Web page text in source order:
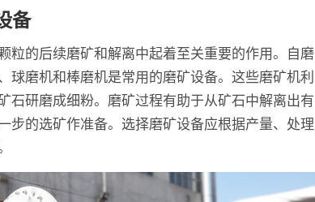
备
粒的后续磨矿和解离中起着至关重要的作用。自磨
球磨机和棒磨机是常用的磨矿设备。这些磨矿机利
石研磨成细粉。磨矿过程有助于从矿石中解离出有
步的选矿作准备。选择磨矿设备应根据产量、处理